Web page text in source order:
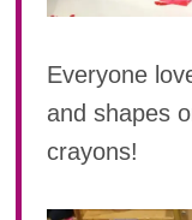
2021年 09月(20)
2021年 07月(20)
2021年 06月(22)
2021年 05月(15)
2021年 03月(23)
Everyone
and shapes
crayons!